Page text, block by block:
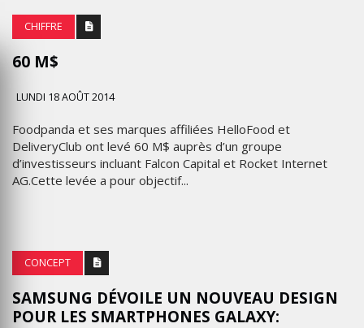
CHIFFRE
60 M$
LUNDI 18 AOÛT 2014
Foodpanda et ses marques affiliées HelloFood et
DeliveryClub ont levé 60 M$ auprès d’un groupe
d’investisseurs incluant Falcon Capital et Rocket Internet
AG.Cette levée a pour objectif...
CONCEPT
SAMSUNG DÉVOILE UN NOUVEAU DESIGN
POUR LES SMARTPHONES GALAXY: